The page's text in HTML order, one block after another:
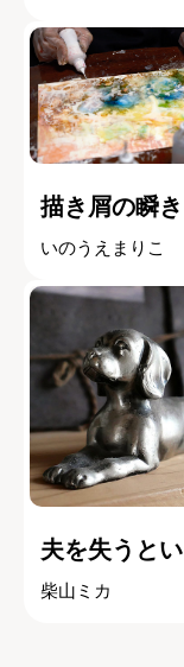
描き屑の瞬き
いのうえまりこ
夫を失うと
柴山ミカ